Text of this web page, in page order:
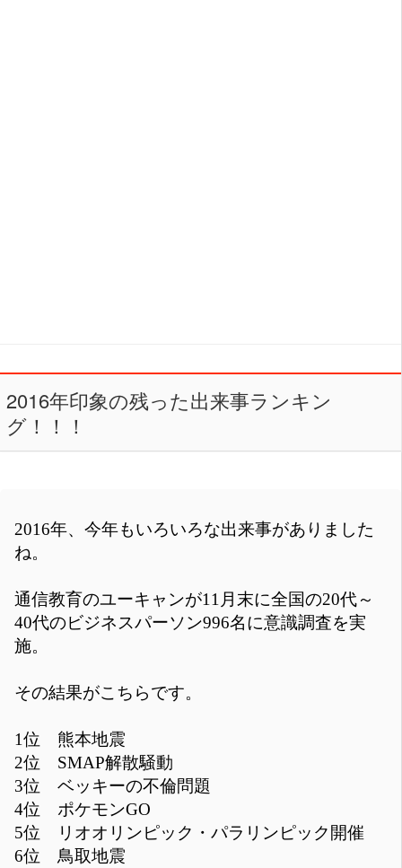
2016年印象の残った出来事ランキン
グ！！！
2016年、今年もいろいろな出来事がありました
ね。
通信教育のユーキャンが11月末に全国の20代～
40代のビジネスパーソン996名に意識調査を実
施。
その結果がこちらです。
1位 熊本地震
2位 SMAP解散騒動
3位 ベッキーの不倫問題
4位 ポケモンGO
5位 リオオリンピック・パラリンピック開催
6位 鳥取地震